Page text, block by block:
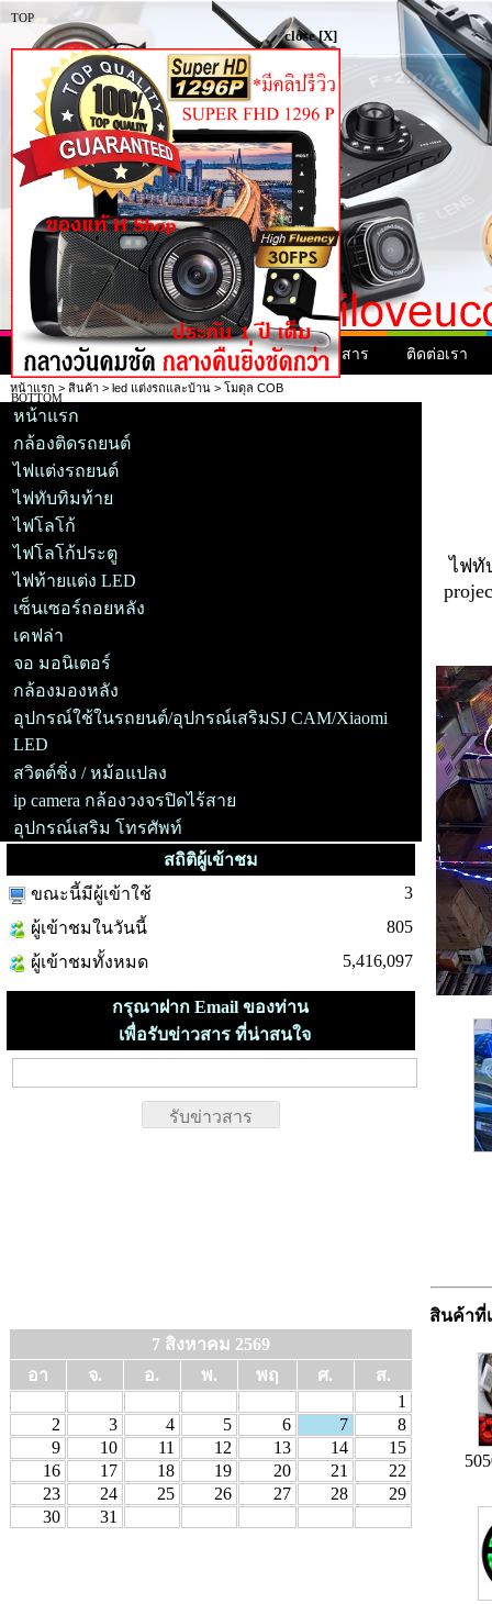
หน้าแรก สินค้า สินค้ามาใหม่ ข่าวสาร ติดต่อเรา
หน้าแรก > สินค้า > led แต่งรถและบ้าน > โมดุล COB
หน้าแรก
กล้องติดรถยนต์
ไฟแต่งรถยนต์
ไฟทับทิมท้าย
ไฟโลโก้
ไฟโลโก้ประตู
ไฟท้ายแต่ง LED
เซ็นเซอร์ถอยหลัง
เคฟล่า
จอ มอนิเตอร์
กล้องมองหลัง
อุปกรณ์ใช้ในรถยนต์/อุปกรณ์เสริมSJ CAM/Xiaomi
LED
สวิตต์ชิ่ง / หม้อแปลง
ip camera กล้องวงจรปิดไร้สาย
อุปกรณ์เสริม โทรศัพท์
สถิติผู้เข้าชม
ขณะนี้มีผู้เข้าใช้
3
ผู้เข้าชมในวันนี้
805
ผู้เข้าชมทั้งหมด
5,416,097
กรุณาฝาก Email ของท่าน
เพื่อรับข่าวสาร ที่น่าสนใจ
7 สิงหาคม 2569
อา
จ. อ. พ. พฤ ศ.
ส.
1
2
3 4 5 6 7
8
9
10 11 12 13 14
15
16
17 18 19 20 21
22
23
24 25 26 27 28
29
30
31
TOP
close [X]
BOTTOM
ไฟทั
สินค้าที่